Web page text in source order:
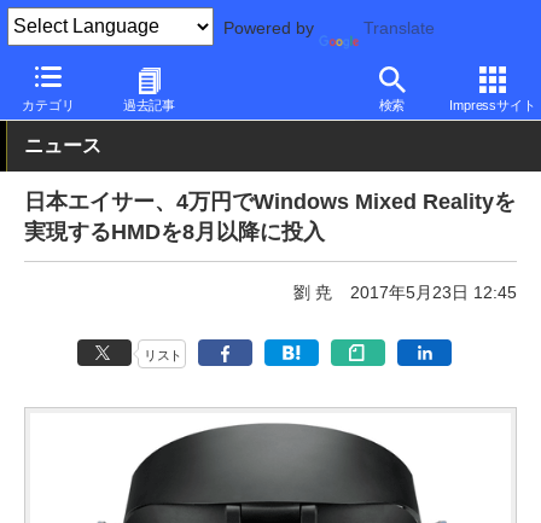
Powered by Translate
カテゴリ 過去記事 検索 Impressサイト
PC Watch 半導体/周辺機器
ニュース
日本エイサー、4万円でWindows Mixed Realityを
実現するHMDを8月以降に投入
劉 尭 2017年5月23日 12:45
リスト